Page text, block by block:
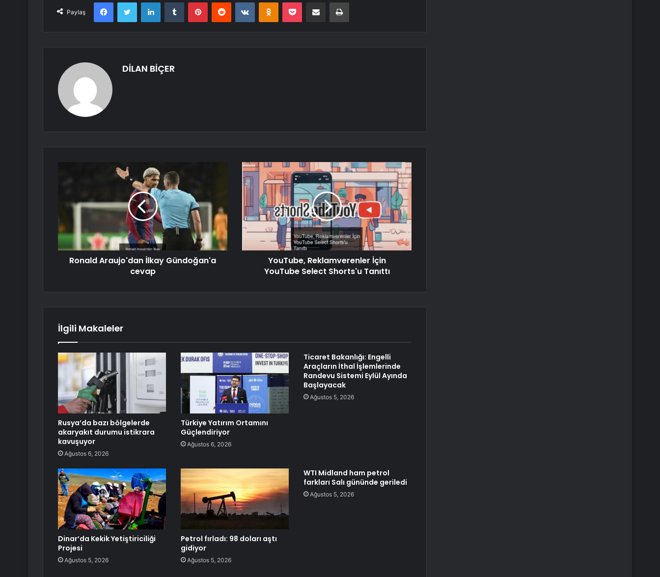
Paylaş
FacebookTwitter LinkedInTumblr PinterestReddit VKontakteOdnoklassniki
Pocket E-Posta ile paylaş Yazdır
DİLAN BİÇER
Ronald Araujo'dan İlkay Gündoğan'a
cevap
YouTube, Reklamverenler İçin
YouTube Select Shorts'u Tanıttı
İlgili Makaleler
Rusya’da bazı bölgelerde
akaryakıt durumu istikrara
kavuşuyor
Ağustos 6, 2026
Türkiye Yatırım Ortamını
Güçlendiriyor
Ağustos 6, 2026
Ticaret Bakanlığı: Engelli
Araçların İthal İşlemlerinde
Randevu Sistemi Eylül Ayında
Başlayacak
Ağustos 5, 2026
Dinar’da Kekik Yetiştiriciliği
Projesi
Ağustos 5, 2026
Petrol fırladı: 98 doları aştı
gidiyor
Ağustos 5, 2026
WTI Midland ham petrol
farkları Salı gününde geriledi
Ağustos 5, 2026